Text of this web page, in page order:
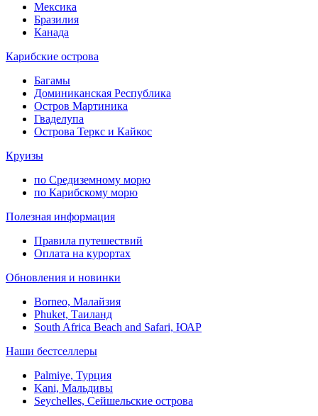
Мексика
Бразилия
Канада
Карибские острова
Багамы
Доминиканская Республика
Остров Мартиника
Гваделупа
Острова Теркс и Кайкос
Круизы
по Средиземному морю
по Карибскому морю
Полезная информация
Правила путешествий
Оплата на курортах
Обновления и новинки
Borneo, Малайзия
Phuket, Таиланд
South Africa Beach and Safari, ЮАР
Наши бестселлеры
Palmiye, Турция
Kani, Мальдивы
Seychelles, Сейшельские острова